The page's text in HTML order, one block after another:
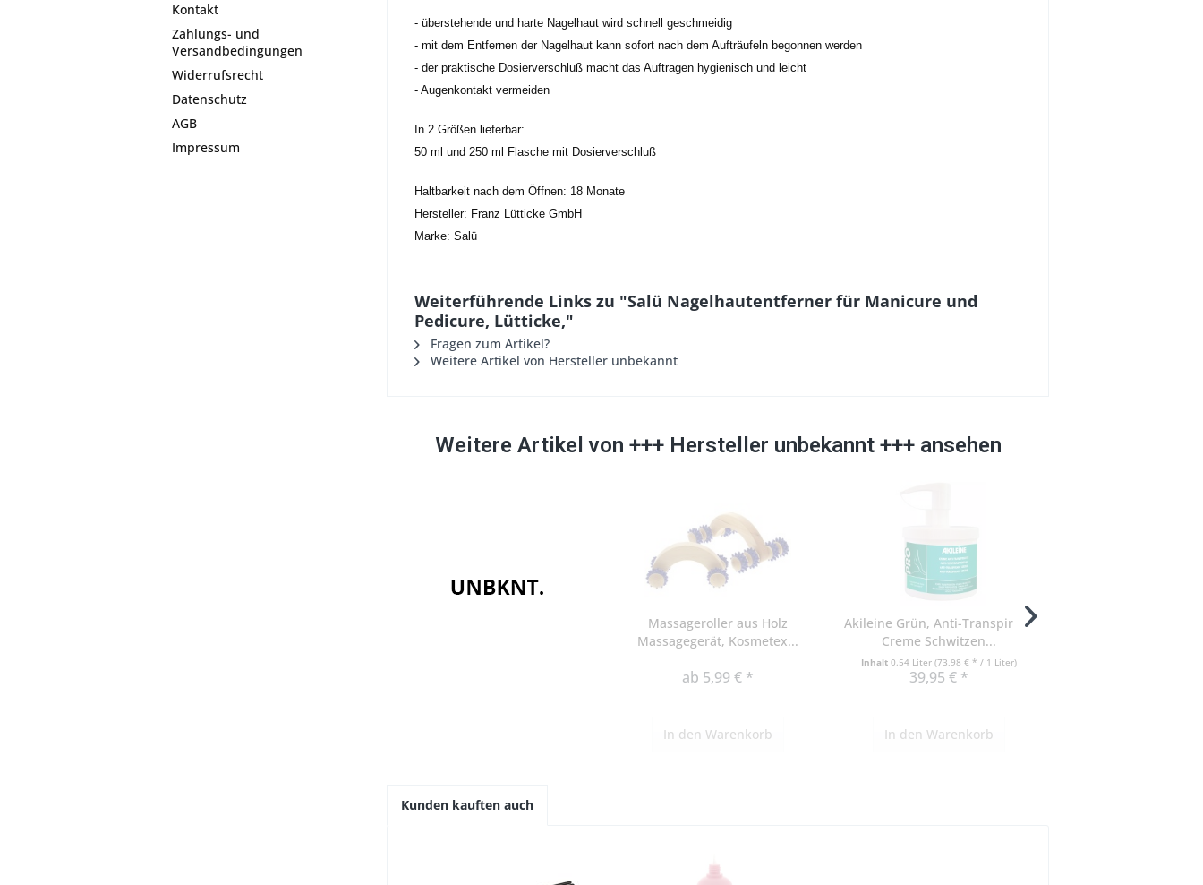
Kontakt
Zahlungs- und
Versandbedingungen
Widerrufsrecht
Datenschutz
AGB
Impressum
- überstehende und harte Nagelhaut wird schnell geschmeidig
- mit dem Entfernen der Nagelhaut kann sofort nach dem Aufträufeln begonnen werden
- der praktische Dosierverschluß macht das Auftragen hygienisch und leicht
- Augenkontakt vermeiden
In 2 Größen lieferbar:
50 ml und 250 ml Flasche mit Dosierverschluß
Haltbarkeit nach dem Öffnen: 18 Monate
Hersteller: Franz Lütticke GmbH
Marke: Salü
Weiterführende Links zu "Salü Nagelhautentferner für Manicure und
Pedicure, Lütticke,"
Fragen zum Artikel?
Weitere Artikel von Hersteller unbekannt
Weitere Artikel von +++ Hersteller unbekannt +++ ansehen
Massageroller aus Holz
Massagegerät, Kosmetex...
ab 5,99 € *
In den Warenkorb
Akileine Grün, Anti-Transpirant
Creme Schwitzen...
Inhalt 0.54 Liter (73,98 € * / 1 Liter)
39,95 € *
In den Warenkorb
Kunden kauften auch